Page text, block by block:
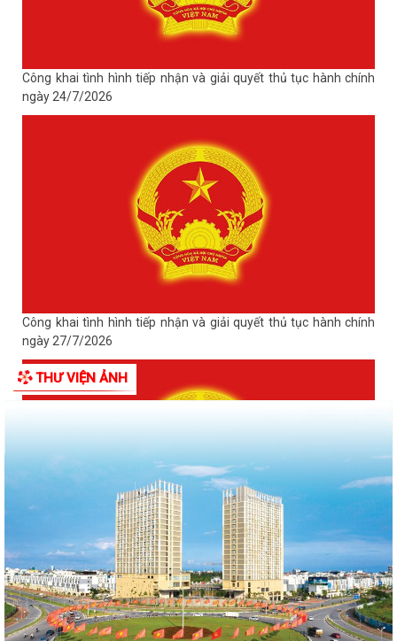
Công khai tình hình tiếp nhận và giải quyết thủ tục hành chính
ngày 24/7/2026
Công khai tình hình tiếp nhận và giải quyết thủ tục hành chính
ngày 27/7/2026
Công khai tình hình tiếp nhận và giải quyết thủ tục hành chính
ngày 28/7/2026
THƯ VIỆN ẢNH